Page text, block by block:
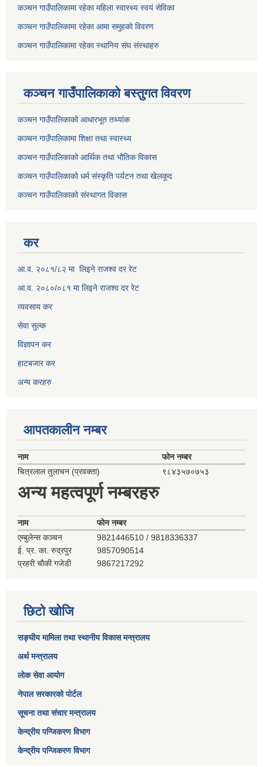
कञ्चन गाउँपालिकामा रहेका महिला स्वास्थ्य स्वयं सेविका
कञ्चन गाउँपालिकामा रहेका आमा समुहकाे विवरण
कञ्चन गाउँपालिकामा रहेका स्थानिय संघ संस्थाहरु
कञ्चन गाउँपालिकाकाे बस्तुगत विवरण
कञ्चन गाउँपालिकाको आधारभूत तथ्यांक
कञ्चन गाउँपालिकामा शिक्षा तथा स्वास्थ्य
कञ्चन गाउँपालिकाको आर्थिक तथा भौतिक विकास
कञ्चन गाउँपालिकाको धर्म संस्कृति पर्यटन तथा खेलकूद
कञ्चन गाउँपालिकाको संस्थागत विकास
कर
आ.व. २०८१/८२ मा लिइने राजश्व दर रेट
आ.व. २०८०/०८१ मा लिइने राजश्व दर रेट
व्यवसाय कर
सेवा सुल्क
विज्ञापन कर
हाटबजार कर
अन्य करहरु
आपतकालीन नम्बर
नाम
फोन नम्बर
चित्रलाल तुलाचन (प्रवक्ता)
९८४३५७०७५३
अन्य महत्वपूर्ण नम्बरहरु
नाम
फोन नम्बर
एम्बुलेन्स कञ्‍चन
9821446510 / 9818336337
ई. प्र. का. रुद्रपुर
9857090514
प्रहरी चौकी गजेडी
9867217292
छिटो खोजि
सङ्घीय मामिला तथा स्थानीय विकास मन्त्रालय
अर्थ मन्त्रालय
लोक सेवा आयोग
नेपाल सरकारको पोर्टल
सूचना तथा संचार मन्त्रालय
केन्द्रीय पन्जिकरण विभाग
केन्द्रीय पन्जिकरण विभाग